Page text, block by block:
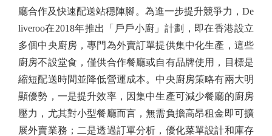
廳合作及快速配送站穩陣腳。為進一步提升競爭力，De
liveroo在2018年推出「戶戶小廚」計劃，即在香港設立
多個中央廚房，專門為外賣訂單提供集中化生產，這些
廚房不設堂食，僅供合作餐廳或自有品牌使用，目標是
縮短配送時間並降低營運成本。中央廚房策略有兩大明
顯優勢，一是提升效率，因集中生產可減少餐廳的廚房
壓力，尤其對小型餐廳而言，無需負擔高昂租金即可擴
展外賣業務；二是透過訂單分析，優化菜單設計和庫存